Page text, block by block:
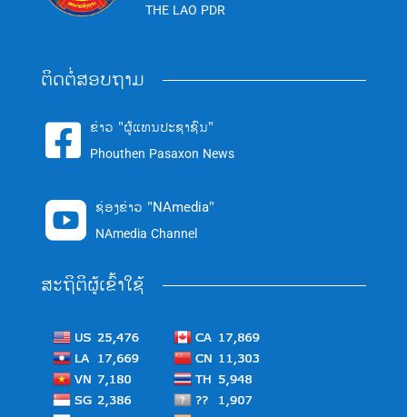
THE LAO PDR
ຕິດຕໍ່ສອບຖາມ
 ຂ່າວ "ຜູ້ແທນປະຊາຊົນ"
Phouthen Pasaxon News
 ຊ່ອງຂ່າວ "NAmedia"
NAmedia Channel
ສະຖິຕິຜູ້ເຂົ້າໃຊ້